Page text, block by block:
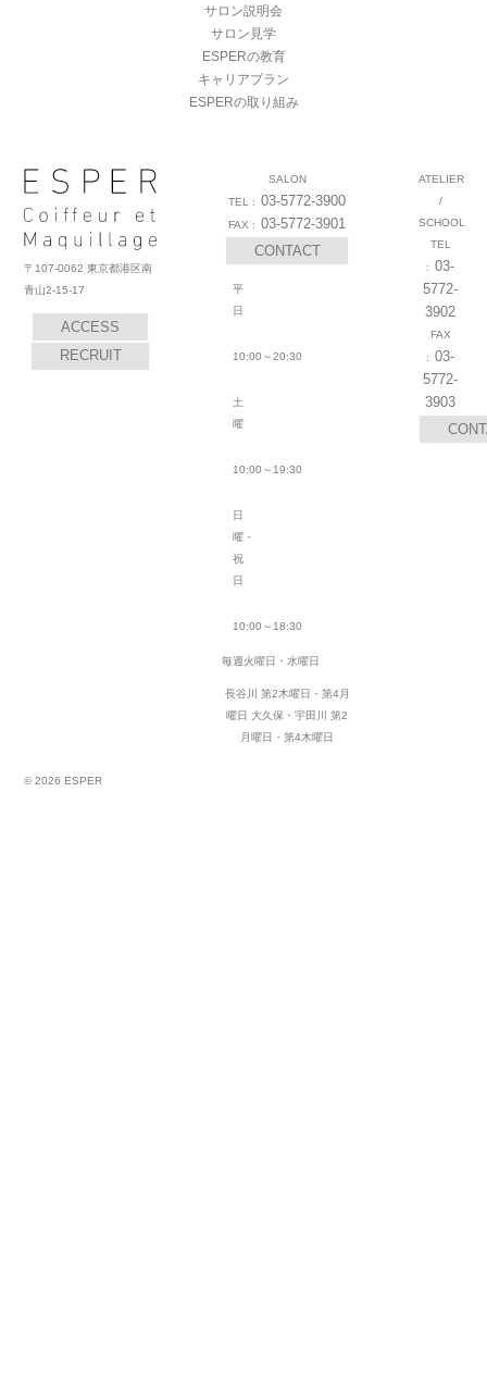
サロン説明会
サロン見学
ESPERの教育
キャリアプラン
ESPERの取り組み
〒107-0062 東京都港区南
青山2-15-17
ACCESS
RECRUIT
SALON
03-5772-3900
03-5772-3901
CONTACT
平
日
10:00～20:30
土
曜
10:00～19:30
日
曜・
祝
日
10:00～18:30
毎週火曜日・水曜日
長谷川 第2木曜日・第4月
曜日 大久保・宇田川 第2
月曜日・第4木曜日
ATELIER
/
SCHOOL
03-
5772-
3902
03-
5772-
3903
© 2026 ESPER